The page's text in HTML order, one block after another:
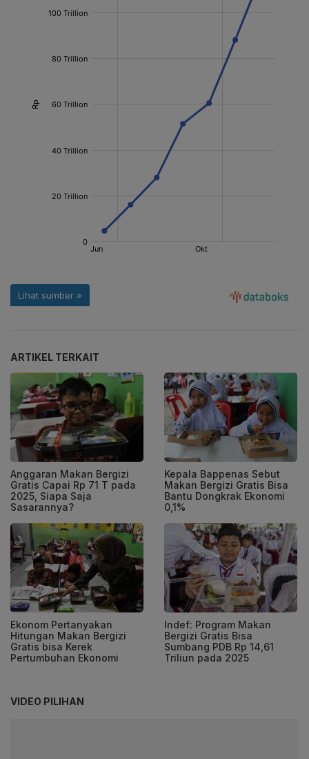
ARTIKEL TERKAIT
Anggaran Makan Bergizi
Gratis Capai Rp 71 T pada
2025, Siapa Saja
Sasarannya?
Kepala Bappenas Sebut
Makan Bergizi Gratis Bisa
Bantu Dongkrak Ekonomi
0,1%
Ekonom Pertanyakan
Hitungan Makan Bergizi
Gratis bisa Kerek
Pertumbuhan Ekonomi
Indef: Program Makan
Bergizi Gratis Bisa
Sumbang PDB Rp 14,61
Triliun pada 2025
VIDEO PILIHAN